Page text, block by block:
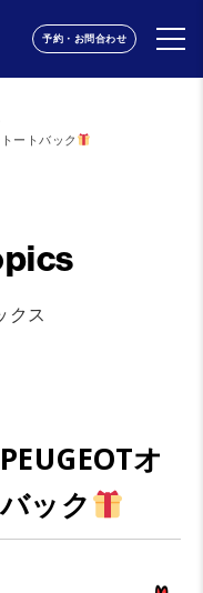
予約・お問合わせ
ートバック
クス
PEUGEOTオ
ック